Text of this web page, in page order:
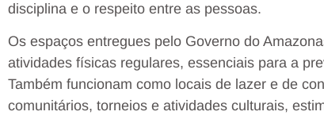
disciplina e o respeito entre as pessoas.
Os espaços entregues pelo Governo do
atividades físicas regulares, essenciais para a
Também funcionam como locais de lazer e de
comunitários, torneios e atividades culturais,